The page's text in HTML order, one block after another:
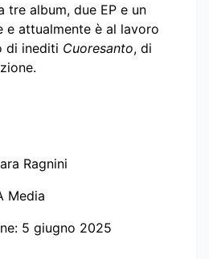
tre album, due EP e un
e attualmente è al lavoro
di inediti Cuoresanto, di
Ragnini
Media
5 giugno 2025